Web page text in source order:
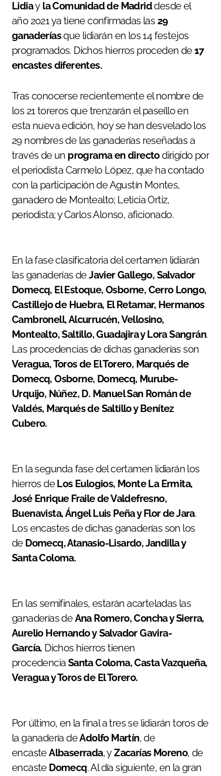
Lidiayla Comunidad de Madriddesde el
año 2021 ya tiene confirmadas las 29
ganaderíasque lidiarán en los 14 festejos
programados. Dichos hierros proceden de17
encastes diferentes.
Tras conocerse recientemente el nombre de
los 21 toreros que trenzarán el paseíllo en
esta nueva edición, hoy se han desvelado los
29 nombres de las ganaderías reseñadas a
través de un programa en directodirigido por
el periodista Carmelo López, que ha contado
con la participación de Agustín Montes,
ganadero de Montealto; Leticia Ortiz,
periodista; y Carlos Alonso, aficionado.
En la fase clasificatoria del certamen lidiarán
las ganaderías deJavier Gallego, Salvador
Domecq, El Estoque, Osborne, Cerro Longo,
Castillejo de Huebra, El Retamar, Hermanos
Cambronell, Alcurrucén, Vellosino,
Montealto, Saltillo, Guadajira y Lora Sangrán.
Las procedencias de dichas ganaderías son
Veragua, Toros de El Torero, Marqués de
Domecq, Osborne, Domecq, Murube-
Urquijo, Núñez, D. Manuel San Román de
Valdés, Marqués de Saltillo y Benítez
Cubero.
En la segunda fase del certamen lidiarán los
hierros deLos Eulogios, Monte La Ermita,
José Enrique Fraile de Valdefresno,
Buenavista, Ángel Luis Peña y Flor de Jara.
Los encastes de dichas ganaderías son los
de Domecq, Atanasio-Lisardo, Jandilla y
Santa Coloma.
En las semifinales, estarán acarteladas las
ganaderías deAna Romero, Concha y Sierra,
Aurelio Hernando y Salvador Gavira-
García. Dichos hierros tienen
procedencia Santa Coloma, Casta Vazqueña,
Veragua y Toros de El Torero.
Por último, en la final a tres se lidiarán toros de
la ganadería deAdolfo Martín, de
encasteAlbaserrada, yZacarías Moreno, de
encaste Domecq. Al día siguiente, en la gran